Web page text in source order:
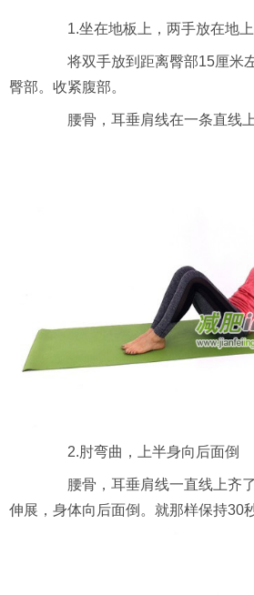
1.坐在地板上，两手放在地上
将双手放到距离臀部15厘米
臀部。收紧腹部。
腰骨，耳垂肩线在一条直线上
2.肘弯曲，上半身向后面倒
腰骨，耳垂肩线一直线上齐了
伸展，身体向后面倒。就那样保持30秒